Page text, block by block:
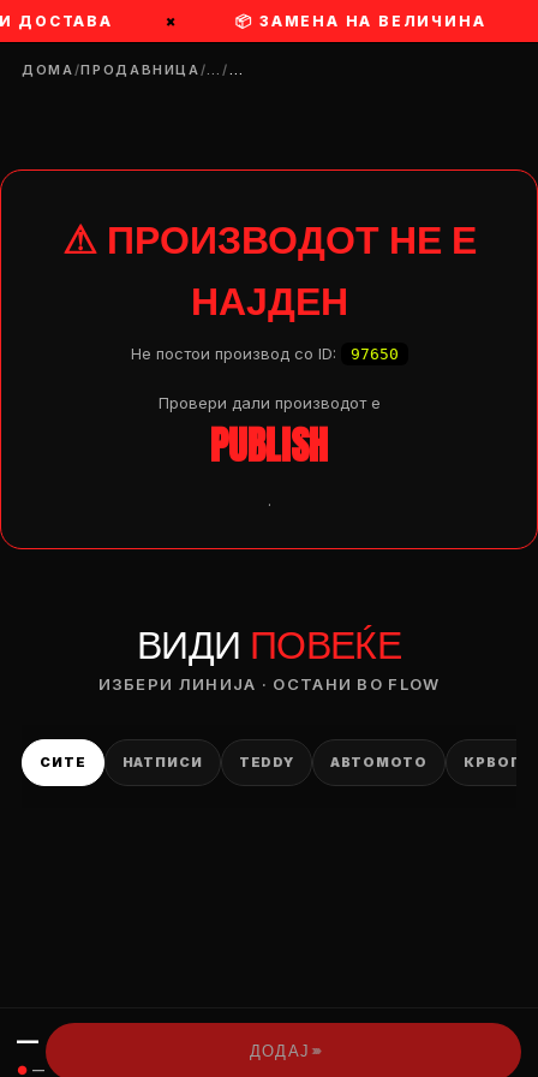
ДОСТАВА × 📦 ЗАМЕНА НА ВЕЛИЧИНА
ДОМА/ПРОДАВНИЦА/…/…
⚠ ПРОИЗВОДОТ НЕ Е
НАЈДЕН
Не постои производ со ID: 97650
Провери дали производот e
PUBLISH
.
ВИДИ ПОВЕЌЕ
ИЗБЕРИ ЛИНИЈА · ОСТАНИ ВО FLOW
СИТЕ НАТПИСИ TEDDY АВТОМОТО
—
● —
ДОДАЈ ›››